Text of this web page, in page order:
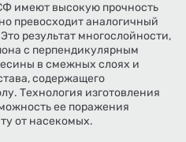
имеют высокую прочность
превосходит аналогичный
результат многослойности,
с перпендикулярным
в смежных слоях и
содержащего
Технология изготовления
ее поражения
от насекомых.